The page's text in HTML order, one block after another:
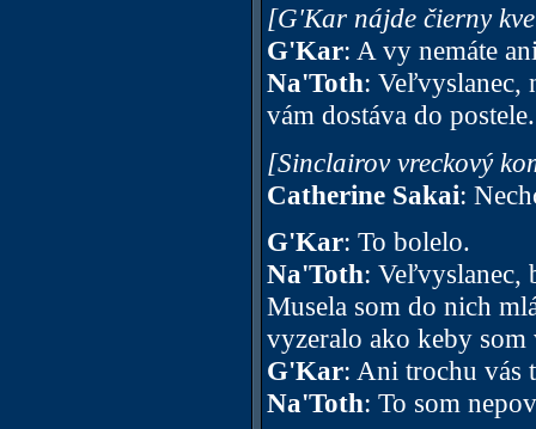
[G'Kar nájde čierny
G'Kar: A vy nemáte
Na'Toth: Veľvyslanec,
vám dostáva do postele.
[Sinclairov vreckový
Catherine Sakai:
G'Kar: To bolelo.
Na'Toth: Veľvyslanec,
Musela som do nich
vyzeralo ako keby
G'Kar: Ani trochu vás
Na'Toth: To som